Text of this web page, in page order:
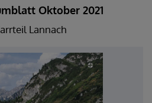
Oktober 2021
Lannach